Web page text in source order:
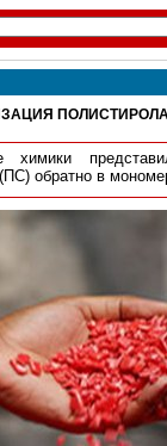
химики
обратно в